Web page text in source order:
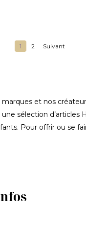
1 2 Suivant
et nos
sélection d’articles
Pour offrir ou se